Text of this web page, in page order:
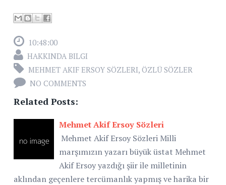
10:48:00
HAKKINDA BILGI
MEHMET AKIF ERSOY SÖZLERI, ÖZLÜ SÖZLER
NO COMMENTS
Related Posts:
Mehmet Akif Ersoy Sözleri
Mehmet Akif Ersoy Sözleri Milli
marşımızın yazarı büyük üstat Mehmet
Akif Ersoy yazdığı şiir ile milletinin
aklından geçenlere tercümanlık yapmış ve harika bir